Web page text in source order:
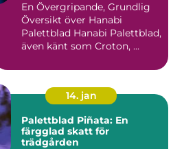
En Övergripande, Grundlig
Översikt över Hanabi
Palettblad Hanabi Palettblad,
även känt som Croton, ...
14. jan
Palettblad Piñata: En
färgglad skatt för
trädgården